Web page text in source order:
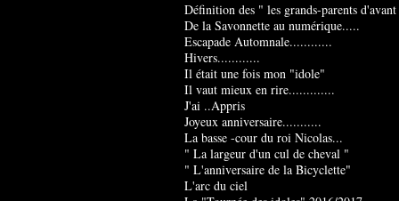
Définition des " les grands-parents
De la Savonnette au numérique.....
Escapade Automnale............
Hivers............
Il était une fois mon "idole"
Il vaut mieux en rire.............
J'ai ..Appris
Joyeux anniversaire...........
La basse -cour du roi Nicolas...
" La largeur d'un cul de cheval "
" L'anniversaire de la Bicyclette"
L'arc du ciel